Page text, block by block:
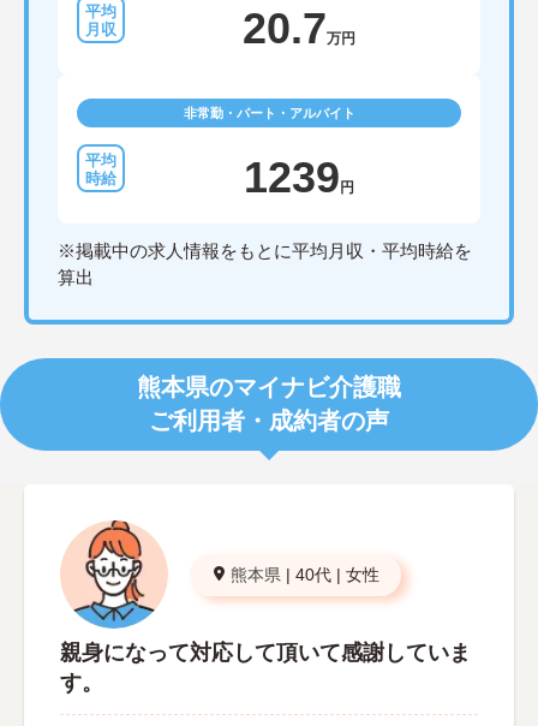
20.7万円
非常勤・パート・アルバイト
1239 円
※掲載中の求人情報をもとに平均月収・平均時給を
算出
熊本県のマイナビ介護職
ご利用者・成約者の声
熊本県 | 40代 | 女性
親身になって対応して頂いて感謝していま
す。